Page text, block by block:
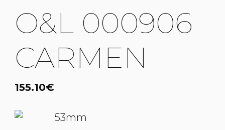
O&L 000906
CARMEN
155.10€
53mm